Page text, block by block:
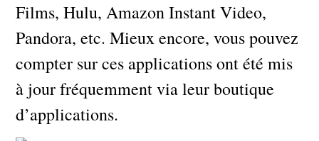
Films, Hulu, Amazon Instant Video,
Pandora, etc. Mieux encore, vous pouvez
compter sur ces applications ont été mis
à jour fréquemment via leur boutique
d’applications.